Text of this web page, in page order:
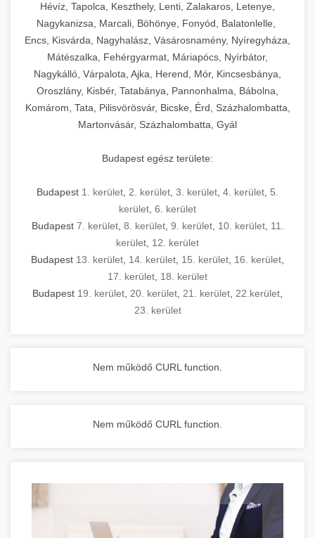
Hévíz, Tapolca, Keszthely, Lenti, Zalakaros, Letenye,
Nagykanizsa, Marcali, Böhönye, Fonyód, Balatonlelle,
Encs, Kisvárda, Nagyhalász, Vásárosnamény, Nyíregyháza,
Mátészalka, Fehérgyarmat, Máriapócs, Nyírbátor,
Nagykálló, Várpalota, Ajka, Herend, Mór, Kincsesbánya,
Oroszlány, Kisbér, Tatabánya, Pannonhalma, Bábolna,
Komárom, Tata, Pilisvörösvár, Bicske, Érd, Százhalombatta,
Martonvásár, Százhalombatta, Gyál
Budapest egész területe:
Budapest 1. kerület 2. kerület 3. kerület 4. kerület 5.
kerület 6. kerület
Budapest 7. kerület, 8. kerület, 9. kerület, 10. kerület, 11.
kerület 12. kerület
Budapest 13. kerület 14. kerület 15. kerület 16. kerület
17. kerület 18. kerület
Budapest 19. kerület 20. kerület 21. kerület 22.kerület
23. kerület
Nem működő CURL function.
Nem működő CURL function.